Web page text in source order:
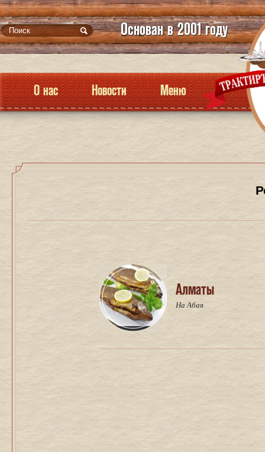
Основан в 2001 году
О нас Новости Меню
Алматы
На Абая